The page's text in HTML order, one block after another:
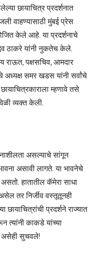
छायाचित्र प्रदर्शनात
वाहण्यासाठी मुंबई प्रेस
केले आहे. या प्रदर्शनाचे
ठाकरे यांनी नुकतेच केले.
राऊत, पक्षसचिव, आमदार
अध्यक्ष समर खडस यांनी सर्वांचे
म्हणावे तसे
व्यक्त केली.
असल्याचे सांगून
असावी लागते. या भावनेचे
हातातील कॅमेरा साधा
तर निर्जीव वस्तूतूनही
प्रदर्शने राज्यात
त्यांनी काकडे यांच्या
असेही सुचवले!